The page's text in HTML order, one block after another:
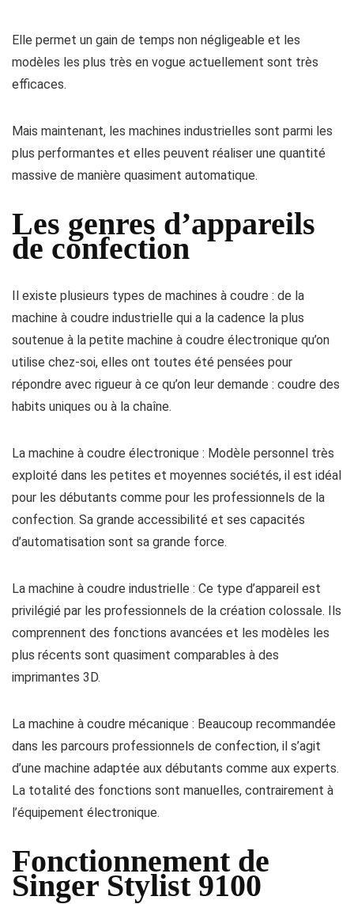
Elle permet un gain de temps non négligeable et les
modèles les plus très en vogue actuellement sont très
efficaces.
Mais maintenant, les machines industrielles sont parmi les
plus performantes et elles peuvent réaliser une quantité
massive de manière quasiment automatique.
Les genres d’appareils
de confection
Il existe plusieurs types de machines à coudre : de la
machine à coudre industrielle qui a la cadence la plus
soutenue à la petite machine à coudre électronique qu’on
utilise chez-soi, elles ont toutes été pensées pour
répondre avec rigueur à ce qu’on leur demande : coudre des
habits uniques ou à la chaîne.
La machine à coudre électronique : Modèle personnel très
exploité dans les petites et moyennes sociétés, il est idéal
pour les débutants comme pour les professionnels de la
confection. Sa grande accessibilité et ses capacités
d’automatisation sont sa grande force.
La machine à coudre industrielle : Ce type d’appareil est
privilégié par les professionnels de la création colossale. Ils
comprennent des fonctions avancées et les modèles les
plus récents sont quasiment comparables à des
imprimantes 3D.
La machine à coudre mécanique : Beaucoup recommandée
dans les parcours professionnels de confection, il s’agit
d’une machine adaptée aux débutants comme aux experts.
La totalité des fonctions sont manuelles, contrairement à
l’équipement électronique.
Fonctionnement de
Singer Stylist 9100